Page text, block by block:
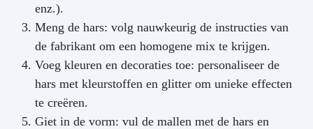
enz.).
Meng de hars: volg nauwkeurig de instructies van
de fabrikant om een homogene mix te krijgen.
Voeg kleuren en decoraties toe: personaliseer de
hars met kleurstoffen en glitter om unieke effecten
te creëren.
Giet in de vorm: vul de mallen met de hars en